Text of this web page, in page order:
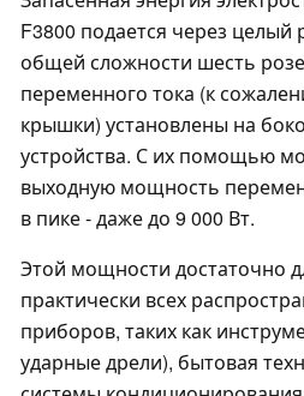
F3800 подается через целый
общей сложности шесть
переменного тока (к
крышки) установлены на
устройства. С их помощью
выходную мощность
в пике - даже до 9 000 Вт.
Этой мощности достаточно
практически всех
приборов, таких как
ударные дрели), бытовая